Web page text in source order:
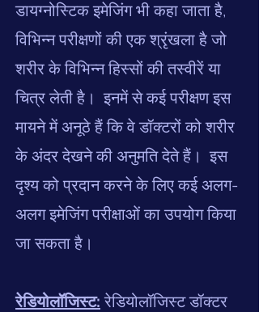
डायग्नोस्टिक इमेजिंग भी कहा जाता है,
विभिन्न परीक्षणों की एक श्रृंखला है जो
शरीर के विभिन्न हिस्सों की तस्वीरें या
चित्र लेती है। इनमें से कई परीक्षण इस
मायने में अनूठे हैं कि वे डॉक्टरों को शरीर
के अंदर देखने की अनुमति देते हैं। इस
दृश्य को प्रदान करने के लिए कई अलग-
अलग इमेजिंग परीक्षाओं का उपयोग किया
जा सकता है।
रेडियोलॉजिस्ट: रेडियोलॉजिस्ट डॉक्टर